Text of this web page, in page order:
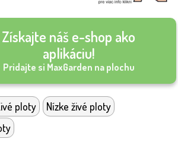
Získajte náš e-shop ako
aplikáciu!
Pridajte si MaxGarden na plochu
ploty
Nízke živé ploty